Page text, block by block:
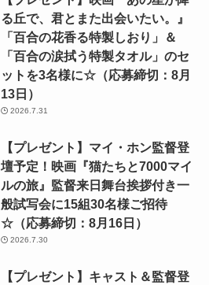
る丘で、君とまた出会いたい。』
「百合の花香る特製しおり」＆
「百合の涙拭う特製タオル」のセ
ットを3名様に☆（応募締切：8月
13日）
2026.7.31
【プレゼント】マイ・ホン監督登
壇予定！映画『猫たちと7000マイ
ルの旅』監督来日舞台挨拶付き一
般試写会に15組30名様ご招待
☆（応募締切：8月16日）
2026.7.30
【プレゼント】キャスト＆監督登